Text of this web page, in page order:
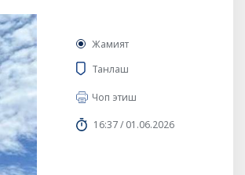
Жамият
Танлаш
Чоп этиш
16:37 / 01.06.2026